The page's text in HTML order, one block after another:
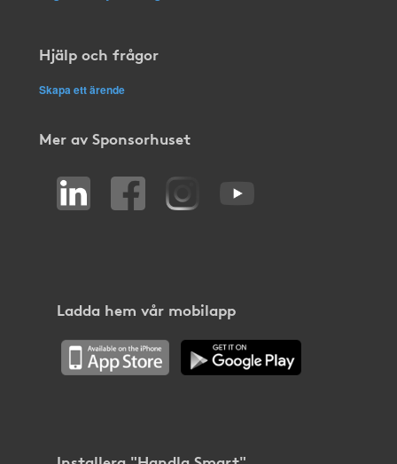
Hjälp och frågor
Skapa ett ärende
Mer av Sponsorhuset
Ladda hem vår mobilapp